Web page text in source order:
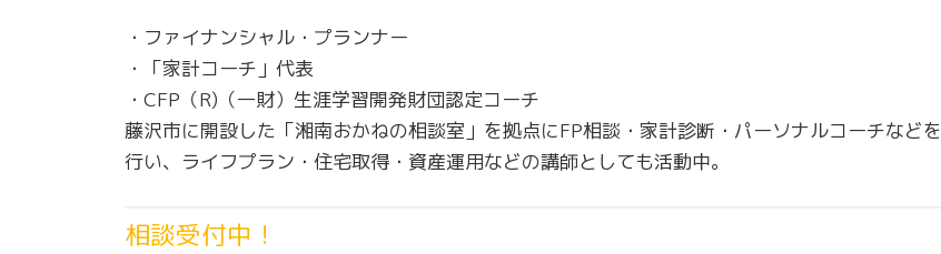
・ファイナンシャル・プランナー
・「家計コーチ」代表
・CFP（R)（一財）生涯学習開発財団認定コーチ
藤沢市に開設した「湘南おかねの相談室」を拠点にFP相談・家計診断・パーソナルコーチなどを
行い、ライフプラン・住宅取得・資産運用などの講師としても活動中。
相談受付中！